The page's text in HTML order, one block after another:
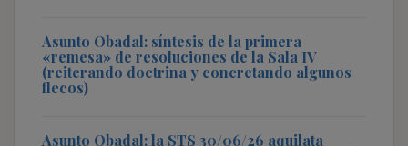
Asunto Obadal: síntesis de la primera
«remesa» de resoluciones de la Sala IV
(reiterando doctrina y concretando algunos
flecos)
Asunto Obadal: la STS 30/06/26 aquilata